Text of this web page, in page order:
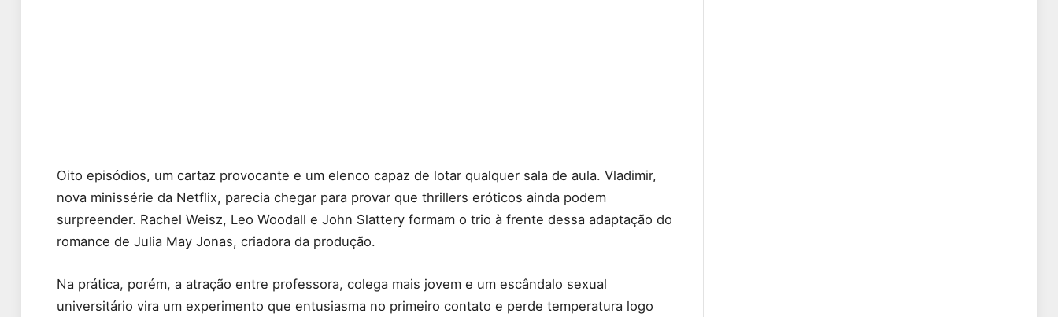
Oito episódios, um cartaz provocante e um elenco capaz de lotar qualquer sala de aula. Vladimir,
nova minissérie da Netflix, parecia chegar para provar que thrillers eróticos ainda podem
surpreender. Rachel Weisz, Leo Woodall e John Slattery formam o trio à frente dessa adaptação do
romance de Julia May Jonas, criadora da produção.
Na prática, porém, a atração entre professora, colega mais jovem e um escândalo sexual
universitário vira um experimento que entusiasma no primeiro contato e perde temperatura logo